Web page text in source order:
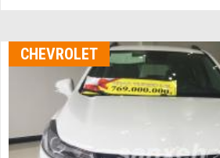
CHEVROLET